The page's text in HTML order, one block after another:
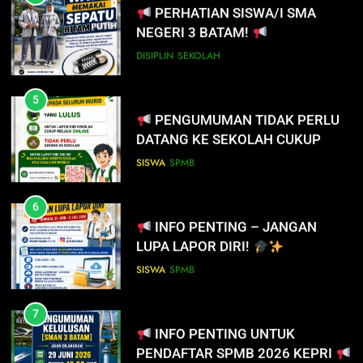
PERHATIAN SISWA/I SMA
NEGERI 3 BATAM!
DISIPLIN SEKOLAH
5
PENGUMUMAN TIDAK PERLU
DATANG KE SEKOLAH CUKUP
SISWA SPMB
6
INFO PENTING – JANGAN
LUPA LAPOR DIRI!
SISWA SPMB
7
INFO PENTING UNTUK
PENDAFTAR SPMB 2026 KEPRI
5
PENGUMUMAN TIDAK PERLU
DATANG KE SEKOLAH CUKUP
6
INFO PENTING – JANGAN